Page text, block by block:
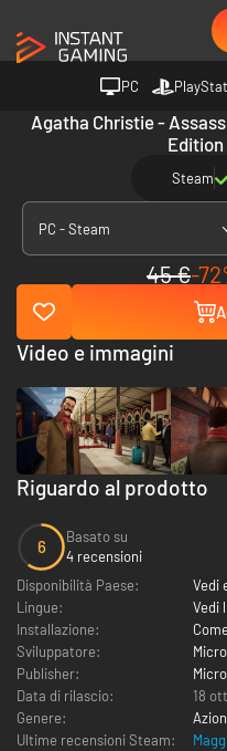
PC
Agatha Christie -
Edition
Steam
PC - Steam
45 €-
Riguardo al prodotto
6
Basato su
4 recensioni
Disponibilità Paese:
Vedi
Lingue:
Vedi
Installazione:
Sviluppatore:
Publisher:
Data di rilascio:
18
Genere:
Ultime recensioni Steam:
Video e immagini